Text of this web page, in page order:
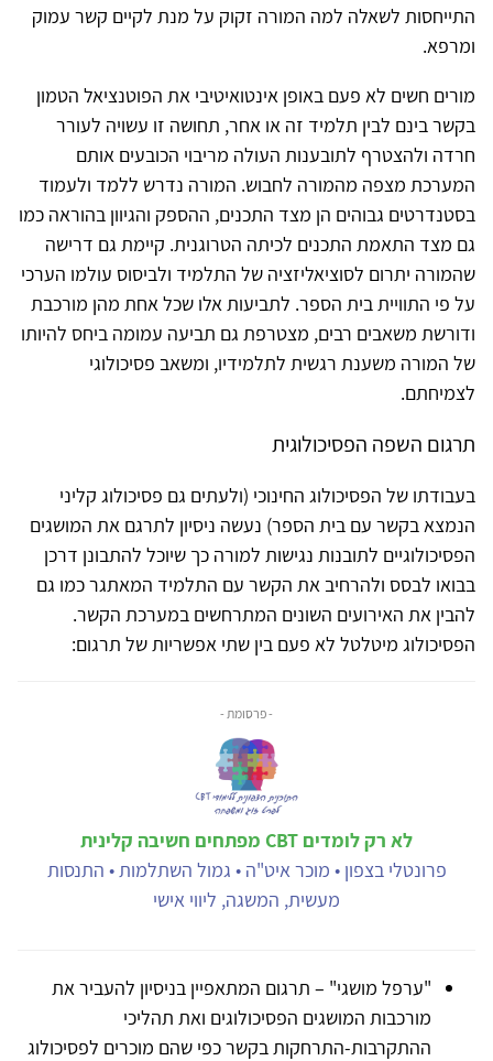
התייחסות לשאלה למה המורה זקוק על מנת לקיים קשר עמוק
ומרפא.
מורים חשים לא פעם באופן אינטואיטיבי את הפוטנציאל הטמון
בקשר בינם לבין תלמיד זה או אחר, תחושה זו עשויה לעורר
חרדה ולהצטרף לתובענות העולה מריבוי הכובעים אותם
המערכת מצפה מהמורה לחבוש. המורה נדרש ללמד ולעמוד
בסטנדרטים גבוהים הן מצד התכנים, ההספק והגיוון בהוראה כמו
גם מצד התאמת התכנים לכיתה הטרוגנית. קיימת גם דרישה
שהמורה יתרום לסוציאליזציה של התלמיד ולביסוס עולמו הערכי
על פי התוויית בית הספר. לתביעות אלו שכל אחת מהן מורכבת
ודורשת משאבים רבים, מצטרפת גם תביעה עמומה ביחס להיותו
של המורה משענת רגשית לתלמידיו, ומשאב פסיכולוגי
לצמיחתם.
תרגום השפה הפסיכולוגית
בעבודתו של הפסיכולוג החינוכי (ולעתים גם פסיכולוג קליני
הנמצא בקשר עם בית הספר) נעשה ניסיון לתרגם את המושגים
הפסיכולוגיים לתובנות נגישות למורה כך שיוכל להתבונן דרכן
בבואו לבסס ולהרחיב את הקשר עם התלמיד המאתגר כמו גם
להבין את האירועים השונים המתרחשים במערכת הקשר.
הפסיכולוג מיטלטל לא פעם בין שתי אפשריות של תרגום:
- פרסומת -
לא רק לומדים CBT מפתחים חשיבה קלינית
פרונטלי בצפון • מוכר איט"ה • גמול השתלמות • התנסות
מעשית, המשגה, ליווי אישי
"ערפל מושגי" – תרגום המתאפיין בניסיון להעביר את
מורכבות המושגים הפסיכולוגים ואת תהליכי
ההתקרבות-התרחקות בקשר כפי שהם מוכרים לפסיכולוג